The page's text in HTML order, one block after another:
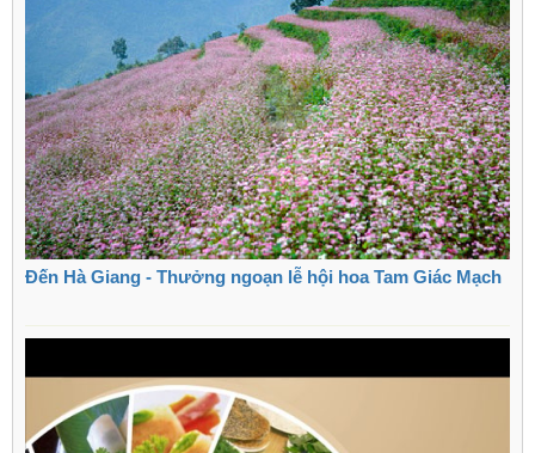
Đến Hà Giang - Thưởng ngoạn lễ hội hoa Tam Giác Mạch